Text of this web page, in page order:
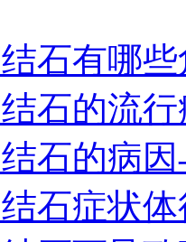
石有哪
石的流
石的病
石症状